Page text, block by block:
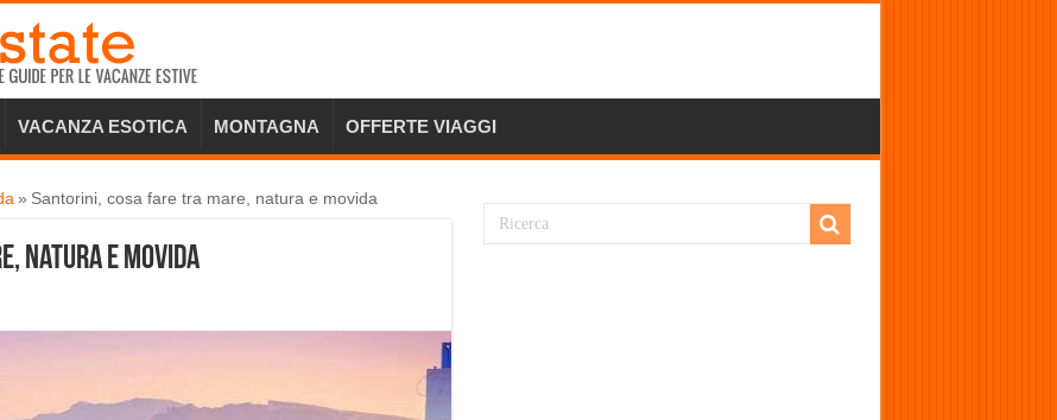
VACANZA ESOTICA MONTAGNA OFFERTE VIAGGI
» Santorini, cosa fare tra mare, natura e movida
natura e movida